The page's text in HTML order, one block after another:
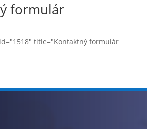
formulár
title="Kontaktný formulár